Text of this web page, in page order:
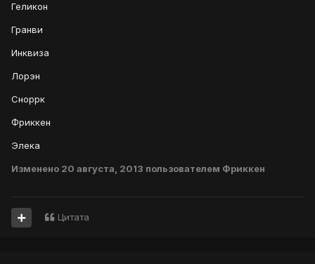
Геликон
Гранви
Инквиза
Лорэн
Сноррк
Фриккен
Элека
Изменено 20 августа, 2013 пользователем Фриккен
Цитата